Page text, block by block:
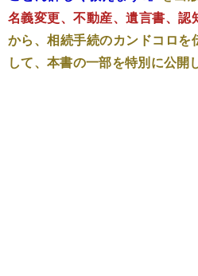
名義変更、不動産、遺言書、認
から、相続手続のカンドコロを
して、本書の一部を特別に公開